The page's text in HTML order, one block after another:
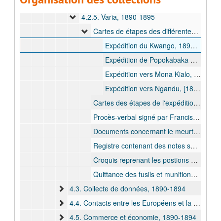
4.2.4. Pièces judiciaires, 1893-1903
4.2.5. Varia, 1890-1895
Cartes de étapes des différentes expéditions, 1890-1892
Expédition du Kwango, 1890 avr. - 1891 févr.
Expédition de Popokabaka à Luvituku, [1891 déc. - 1892 janv.]
Expédition vers Mona Kialo, 1892 avr. - 1892 mai
Expédition vers Ngandu, [1892 sept.]
Cartes des étapes de l'expédition vers le Lomami sous le commandement de Paul Le Marinel et Cyriaque Gillain, probablement dessinées par un membre de l'expédition, 1890 juin - 1890 août
Procès-verbal signé par Francis Dhanis et Paul Le Marinel relatif à la transmission du poste de Lusambo au premier cité, 1892 mars
Documents concernant le meurtre du résident de Kasongo Jozef Lippens et de son adjoint Henri De Bruyne, 1892 oct. - 1893 janv.
Registre contenant des notes sur l'evaluation des différents officiers belges subordonnés, [1893 avr. - 1893 mai].
Croquis reprenant les postions de la Force publique et les armées arabes au Luama, [1893 oct.]
Quittance des fusils et munitions livrés au sergent Sohargin de la Société Antiesclavagiste par le commissaire de district Hubert Lothaire, 1894 mars.
4.3. Collecte de données, 1890-1894
4.4. Contacts entre les Européens et la population locale, 1890-1894
4.5. Commerce et économie, 1890-1894